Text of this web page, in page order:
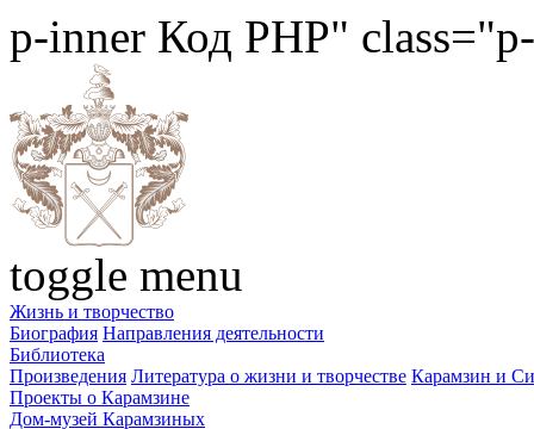
p-inner Код PHP"
toggle menu
Жизнь и творчество
Биография Направления деятельности
Библиотека
Произведения Литература о жизни и творчестве Карамзин и
Проекты о Карамзине
Дом-музей Карамзиных